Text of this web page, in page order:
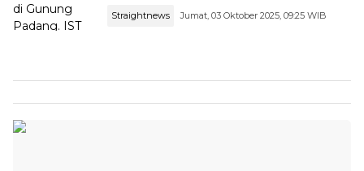
Straightnews Jumat, 03 Oktober 2025, 09:25 WIB